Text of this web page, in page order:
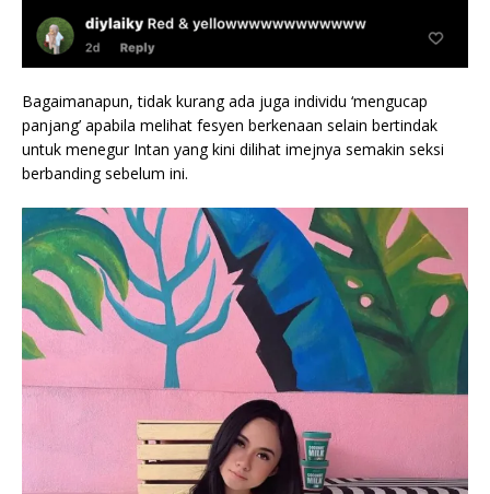
Bagaimanapun, tidak kurang ada juga individu ‘mengucap
panjang’ apabila melihat fesyen berkenaan selain bertindak
untuk menegur Intan yang kini dilihat imejnya semakin seksi
berbanding sebelum ini.